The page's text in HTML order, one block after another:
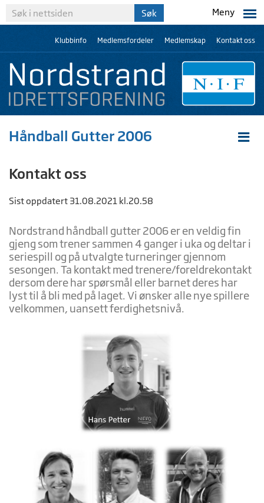
Meny
Klubbinfo Medlemsfordeler Medlemskap Kontakt oss
Håndball Gutter 2006
Kontakt oss
Sist oppdatert 31.08.2021 kl.20.58
Nordstrand håndball gutter 2006 er en veldig fin
gjeng som trener sammen 4 ganger i uka og deltar i
seriespill og på utvalgte turneringer gjennom
sesongen. Ta kontakt med trenere/foreldrekontakt
dersom dere har spørsmål eller barnet deres har
lyst til å bli med på laget. Vi ønsker alle nye spillere
velkommen, uansett ferdighetsnivå.